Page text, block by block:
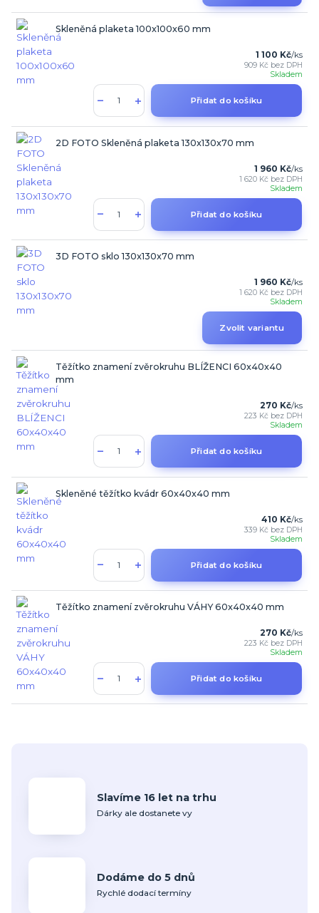
Skleněná plaketa 100x100x60 mm
1 100 Kč/ks
909 Kč bez DPH
Skladem
Přidat do košíku
2D FOTO Skleněná plaketa 130x130x70 mm
1 960 Kč/ks
1 620 Kč bez DPH
Skladem
Přidat do košíku
3D FOTO sklo 130x130x70 mm
1 960 Kč/ks
1 620 Kč bez DPH
Skladem
Zvolit variantu
Těžítko znamení zvěrokruhu BLÍŽENCI 60x40x40
mm
270 Kč/ks
223 Kč bez DPH
Skladem
Přidat do košíku
Skleněné těžítko kvádr 60x40x40 mm
410 Kč/ks
339 Kč bez DPH
Skladem
Přidat do košíku
Těžítko znamení zvěrokruhu VÁHY 60x40x40 mm
270 Kč/ks
223 Kč bez DPH
Skladem
Přidat do košíku
Slavíme 16 let na trhu
Dárky ale dostanete vy
Dodáme do 5 dnů
Rychlé dodací termíny